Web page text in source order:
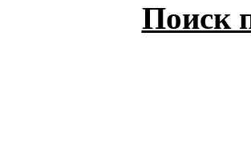
Поиск